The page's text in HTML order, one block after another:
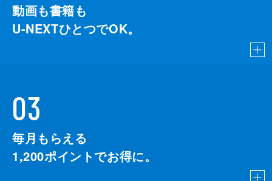
動画も書籍も
U-NEXTひとつでOK。
03
毎月もらえる
1,200ポイントでお得に。